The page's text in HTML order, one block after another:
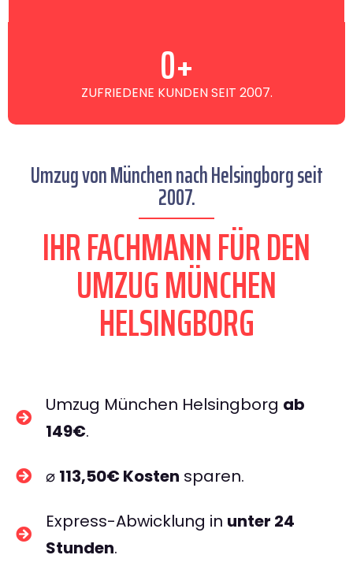
ZUFRIEDENE KUNDEN SEIT 2007.
0+
Umzug von München nach Helsingborg seit
2007.
IHR FACHMANN FÜR DEN
UMZUG MÜNCHEN
HELSINGBORG
Umzug München Helsingborg ab
149€.
⌀ 113,50€ Kosten sparen.
Express-Abwicklung in unter 24
Stunden.